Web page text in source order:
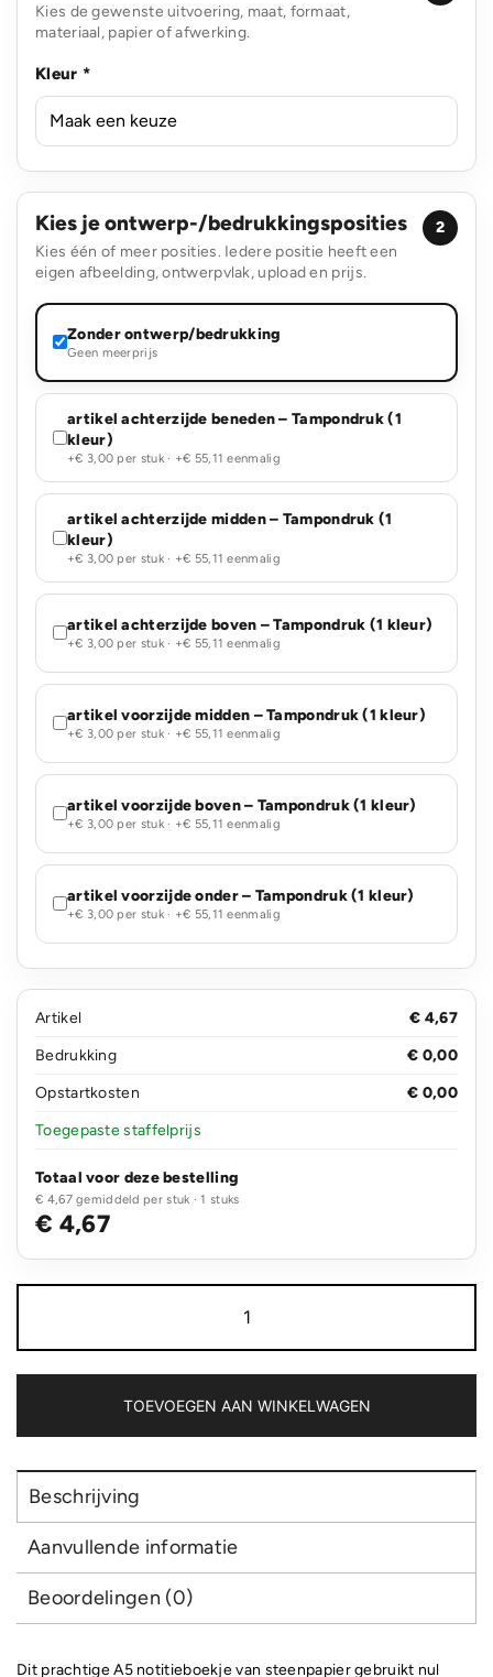
Kies de gewenste uitvoering, maat, formaat,
materiaal, papier of afwerking.
Kleur *
Kies je ontwerp-/bedrukkingsposities
Kies één of meer posities. Iedere positie heeft een
eigen afbeelding, ontwerpvlak, upload en prijs.
2
Zonder ontwerp/bedrukking
Geen meerprijs
artikel achterzijde beneden – Tampondruk (1
kleur)
+€ 3,00 per stuk · +€ 55,11 eenmalig
artikel achterzijde midden – Tampondruk (1
kleur)
+€ 3,00 per stuk · +€ 55,11 eenmalig
artikel achterzijde boven – Tampondruk (1 kleur)
+€ 3,00 per stuk · +€ 55,11 eenmalig
artikel voorzijde midden – Tampondruk (1 kleur)
+€ 3,00 per stuk · +€ 55,11 eenmalig
artikel voorzijde boven – Tampondruk (1 kleur)
+€ 3,00 per stuk · +€ 55,11 eenmalig
artikel voorzijde onder – Tampondruk (1 kleur)
+€ 3,00 per stuk · +€ 55,11 eenmalig
Artikel
€ 4,67
Bedrukking
€ 0,00
Opstartkosten
€ 0,00
Toegepaste staffelprijs
Totaal voor deze bestelling
€ 4,67 gemiddeld per stuk · 1 stuks
€ 4,67
softcover
A5
aantal
TOEVOEGEN AAN WINKELWAGEN
Beschrijving
Aanvullende informatie
Beoordelingen (0)
Dit prachtige A5 notitieboekje van steenpapier gebruikt nul